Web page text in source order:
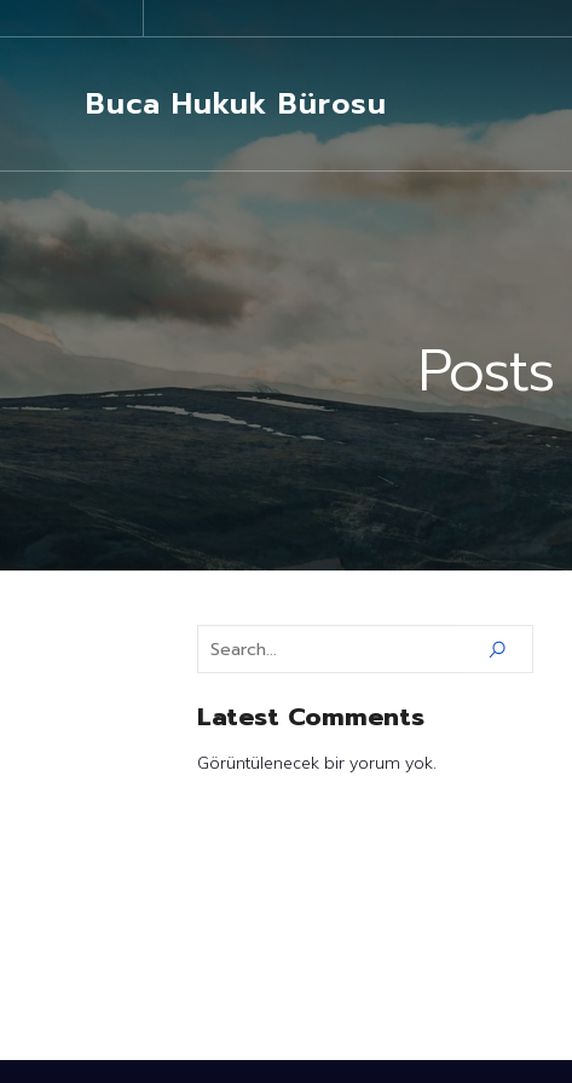
Buca Hukuk Bürosu
Latest Comments
Görüntülenecek bir yorum yok.